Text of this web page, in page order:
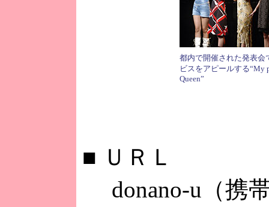
都内で開催された発表会
ビスをアピールする“My
Queen”
■ ＵＲＬ
donano-u（携